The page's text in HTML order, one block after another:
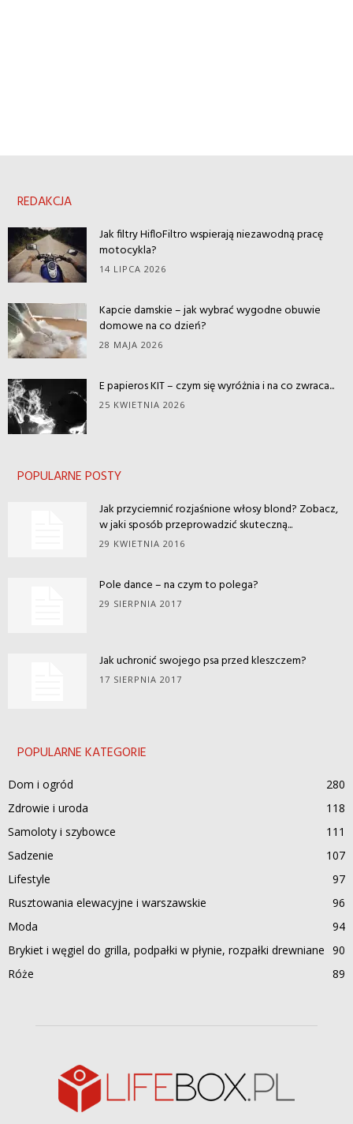
REDAKCJA
Jak filtry HifloFiltro wspierają niezawodną pracę
motocykla?
14 LIPCA 2026
Kapcie damskie – jak wybrać wygodne obuwie
domowe na co dzień?
28 MAJA 2026
E papieros KIT – czym się wyróżnia i na co zwraca...
25 KWIETNIA 2026
POPULARNE POSTY
Jak przyciemnić rozjaśnione włosy blond? Zobacz,
w jaki sposób przeprowadzić skuteczną...
29 KWIETNIA 2016
Pole dance – na czym to polega?
29 SIERPNIA 2017
Jak uchronić swojego psa przed kleszczem?
17 SIERPNIA 2017
POPULARNE KATEGORIE
Dom i ogród
280
Zdrowie i uroda
118
Samoloty i szybowce
111
Sadzenie
107
Lifestyle
97
Rusztowania elewacyjne i warszawskie
96
Moda
94
Brykiet i węgiel do grilla, podpałki w płynie, rozpałki drewniane 90
Róże
89